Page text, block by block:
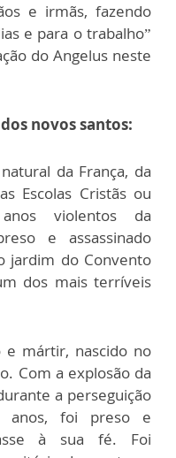
e irmãs, fazendo
e para o trabalho”
do Angelus neste
novos santos:
da França, da
Escolas Cristãs ou
violentos da
e assassinado
jardim do Convento
dos mais terríveis
e mártir, nascido no
Com a explosão da
a perseguição
anos, foi preso e
à sua fé. Foi